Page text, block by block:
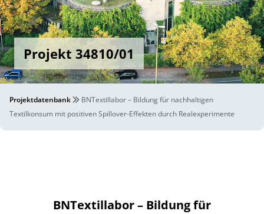
Projekt 34810/01
Projektdatenbank
BNTextillabor – Bildung für nachhaltigen
Textilkonsum mit positiven Spillover-Effekten durch Realexperimente
BNTextillabor – Bildung für